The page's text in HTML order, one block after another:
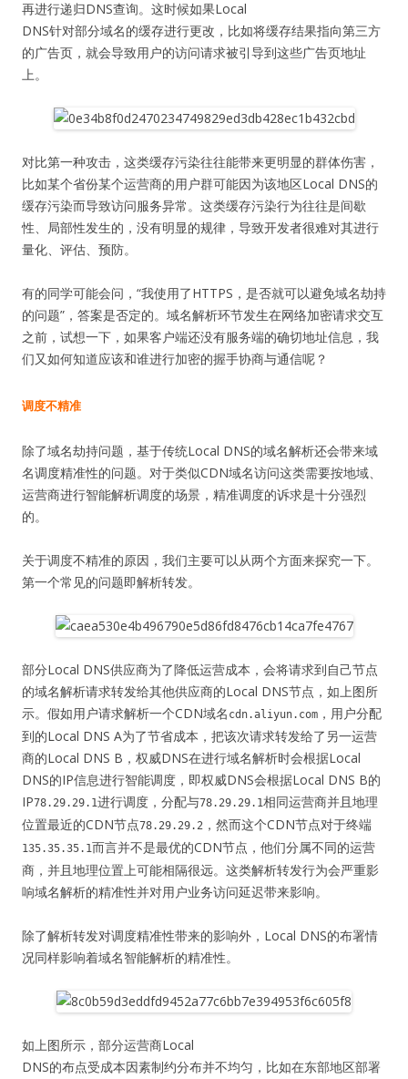
再进行递归DNS查询。这时候如果Local
DNS针对部分域名的缓存进行更改，比如将缓存结果指向第三方
的广告页，就会导致用户的访问请求被引导到这些广告页地址
上。
对比第一种攻击，这类缓存污染往往能带来更明显的群体伤害，
比如某个省份某个运营商的用户群可能因为该地区Local DNS的
缓存污染而导致访问服务异常。这类缓存污染行为往往是间歇
性、局部性发生的，没有明显的规律，导致开发者很难对其进行
量化、评估、预防。
有的同学可能会问，“我使用了HTTPS，是否就可以避免域名劫持
的问题”，答案是否定的。域名解析环节发生在网络加密请求交互
之前，试想一下，如果客户端还没有服务端的确切地址信息，我
们又如何知道应该和谁进行加密的握手协商与通信呢？
调度不精准
除了域名劫持问题，基于传统Local DNS的域名解析还会带来域
名调度精准性的问题。对于类似CDN域名访问这类需要按地域、
运营商进行智能解析调度的场景，精准调度的诉求是十分强烈
的。
关于调度不精准的原因，我们主要可以从两个方面来探究一下。
第一个常见的问题即解析转发。
部分Local DNS供应商为了降低运营成本，会将请求到自己节点
的域名解析请求转发给其他供应商的Local DNS节点，如上图所
示。假如用户请求解析一个CDN域名 cdn.aliyun.com ，用户分配
到的Local DNS A为了节省成本，把该次请求转发给了另一运营
商的Local DNS B，权威DNS在进行域名解析时会根据Local
DNS的IP信息进行智能调度，即权威DNS会根据Local DNS B的
IP78.29.29.1进行调度，分配与78.29.29.1相同运营商并且地理
位置最近的CDN节点78.29.29.2 ，然而这个CDN节点对于终端
135.35.35.1而言并不是最优的CDN节点，他们分属不同的运营
商，并且地理位置上可能相隔很远。这类解析转发行为会严重影
响域名解析的精准性并对用户业务访问延迟带来影响。
除了解析转发对调度精准性带来的影响外，Local DNS的布署情
况同样影响着域名智能解析的精准性。
如上图所示，部分运营商Local
DNS的布点受成本因素制约分布并不均匀，比如在东部地区部署